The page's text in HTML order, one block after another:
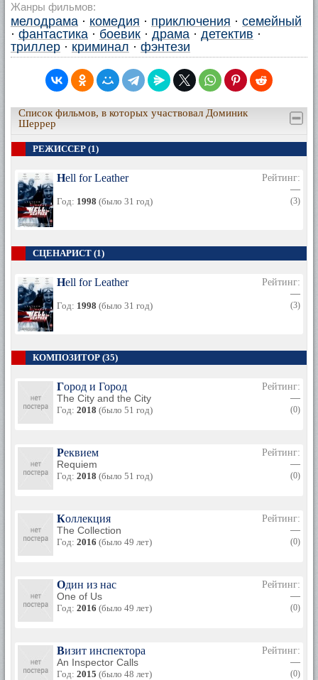
Жанры фильмов:
мелодрама · комедия · приключения · семейный
· фантастика · боевик · драма · детектив ·
триллер · криминал · фэнтези
Список фильмов, в которых участвовал Доминик
Шеррер
РЕЖИССЕР (1)
Hell for Leather
Год: 1998 (было 31 год)
Рейтинг:
—
(3)
СЦЕНАРИСТ (1)
Hell for Leather
Год: 1998 (было 31 год)
Рейтинг:
—
(3)
КОМПОЗИТОР (35)
Город и Город
The City and the City
Год: 2018 (было 51 год)
Рейтинг:
—
(0)
Реквием
Requiem
Год: 2018 (было 51 год)
Рейтинг:
—
(0)
Коллекция
The Collection
Год: 2016 (было 49 лет)
Рейтинг:
—
(0)
Один из нас
One of Us
Год: 2016 (было 49 лет)
Рейтинг:
—
(0)
Визит инспектора
An Inspector Calls
Год: 2015 (было 48 лет)
Рейтинг:
—
(0)